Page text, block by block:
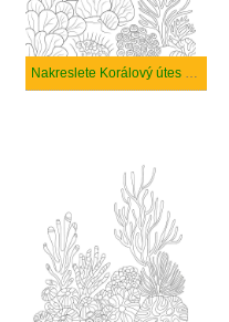
Nakreslete Korálový útes k vytisknutí